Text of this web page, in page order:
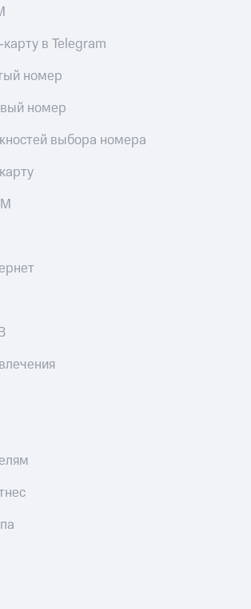
в Telegram
номер
номер
выбора номера